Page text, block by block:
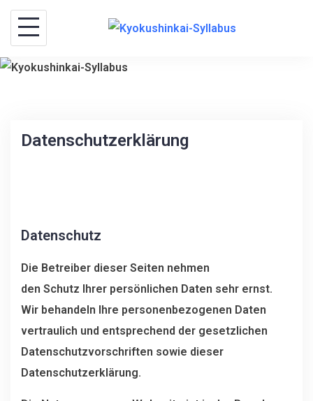
p
Datenschutzerklärung
Datenschutz
Die Betreiber dieser Seiten nehmen
den Schutz Ihrer persönlichen Daten sehr ernst.
Wir behandeln Ihre personenbezogenen Daten
vertraulich und entsprechend der gesetzlichen
Datenschutzvorschriften sowie dieser
Datenschutzerklärung.